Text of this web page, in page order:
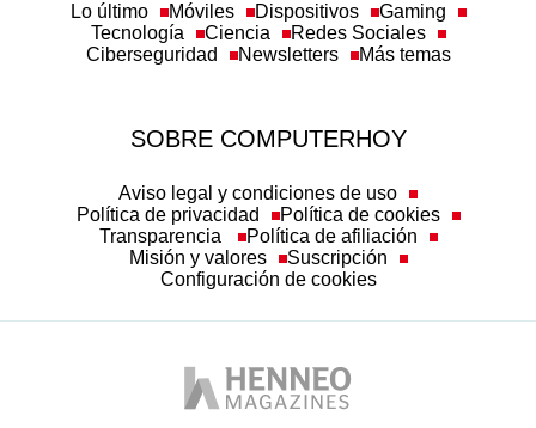
Lo último Móviles Dispositivos
Gaming
Tecnología
Ciencia
Redes Sociales
Ciberseguridad
Newsletters Más temas
SOBRE COMPUTERHOY
Aviso legal y condiciones de uso
Política de privacidad
Política de cookies
Transparencia
Política de afiliación
Misión y valores
Suscripción
Configuración de cookies